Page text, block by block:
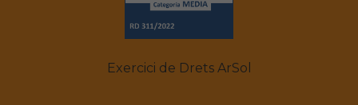
Exercici de Drets ArSol